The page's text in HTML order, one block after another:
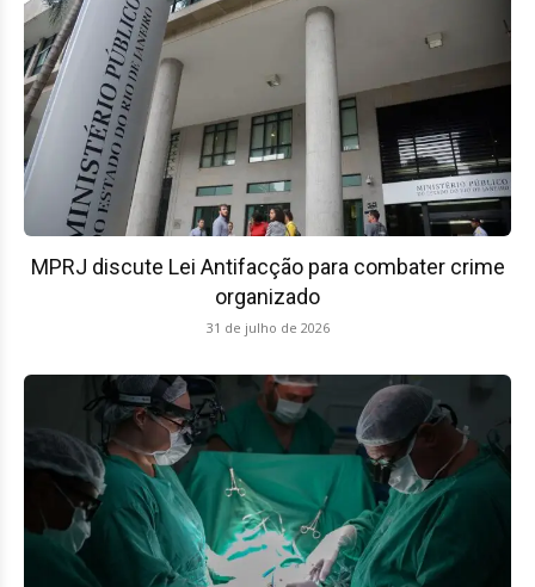
MPRJ discute Lei Antifacção para combater crime
organizado
31 de julho de 2026